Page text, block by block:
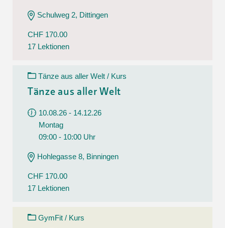
Schulweg 2, Dittingen
CHF 170.00
17 Lektionen
Tänze aus aller Welt / Kurs
Tänze aus aller Welt
10.08.26 - 14.12.26
Montag
09:00 - 10:00 Uhr
Hohlegasse 8, Binningen
CHF 170.00
17 Lektionen
GymFit / Kurs